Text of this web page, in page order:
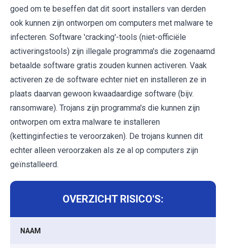
goed om te beseffen dat dit soort installers van derden
ook kunnen zijn ontworpen om computers met malware te
infecteren. Software 'cracking'-tools (niet-officiële
activeringstools) zijn illegale programma's die zogenaamd
betaalde software gratis zouden kunnen activeren. Vaak
activeren ze de software echter niet en installeren ze in
plaats daarvan gewoon kwaadaardige software (bijv.
ransomware). Trojans zijn programma's die kunnen zijn
ontworpen om extra malware te installeren
(kettinginfecties te veroorzaken). De trojans kunnen dit
echter alleen veroorzaken als ze al op computers zijn
geïnstalleerd.
OVERZICHT RISICO'S:
NAAM